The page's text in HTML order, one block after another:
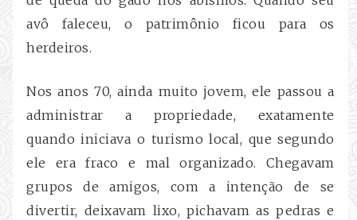
avô faleceu, o patrimônio ficou para os
herdeiros.
Nos anos 70, ainda muito jovem, ele passou a
administrar a propriedade, exatamente
quando iniciava o turismo local, que segundo
ele era fraco e mal organizado. Chegavam
grupos de amigos, com a intenção de se
divertir, deixavam lixo, pichavam as pedras e